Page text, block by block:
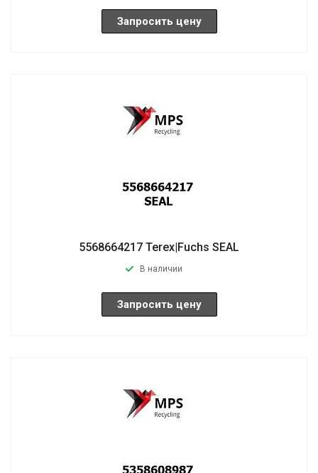
Запросить цену
5568664217 Terex|Fuchs SEAL
В наличии
Запросить цену